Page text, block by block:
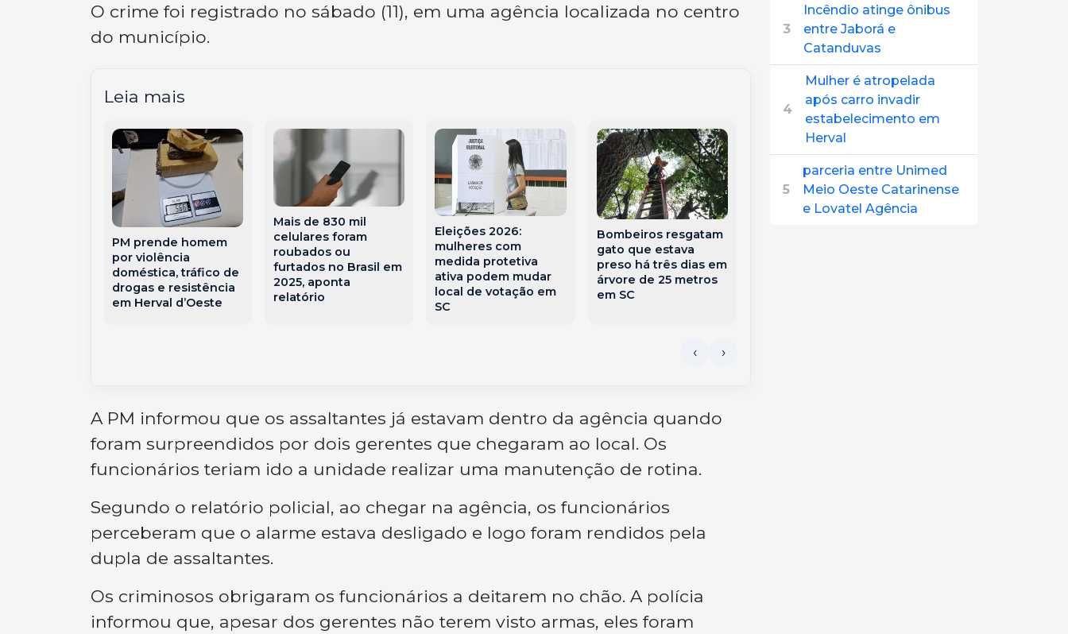
O crime foi registrado no sábado (11), em uma agência localizada no centro
do município.
Leia mais
PM prende homem
por violência
doméstica, tráfico de
drogas e resistência
em Herval d’Oeste
Mais de 830 mil
celulares foram
roubados ou
furtados no Brasil em
2025, aponta
relatório
Eleições 2026:
mulheres com
medida protetiva
ativa podem mudar
local de votação em
SC
Bombeiros resgatam
gato que estava
preso há três dias em
árvore de 25 metros
em SC
Ciclone Bomba
A PM informou que os assaltantes já estavam dentro da agência quando
foram surpreendidos por dois gerentes que chegaram ao local. Os
funcionários teriam ido a unidade realizar uma manutenção de rotina.
Segundo o relatório policial, ao chegar na agência, os funcionários
perceberam que o alarme estava desligado e logo foram rendidos pela
dupla de assaltantes.
Os criminosos obrigaram os funcionários a deitarem no chão. A polícia
informou que, apesar dos gerentes não terem visto armas, eles foram
3
Incêndio atinge ônibus
entre Jaborá e
Catanduvas
4
Mulher é atropelada
após carro invadir
estabelecimento em
Herval
5
parceria entre Unimed
Meio Oeste Catarinense
e Lovatel Agência